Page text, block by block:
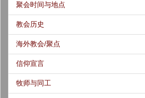
聚会时间与地点
教会历史
海外教会/聚点
信仰宣言
牧师与同工